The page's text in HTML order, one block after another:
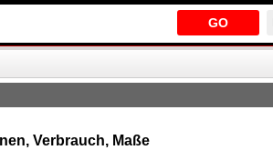
GO
Verbrauch, Maße